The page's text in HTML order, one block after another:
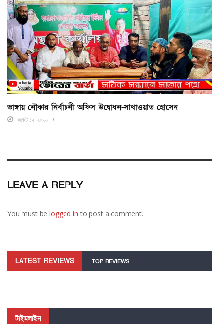
ভাঙ্গায় নৌকার নির্বাচনী অফিস উদ্বোধন-সাখাওয়াত হোসেন
আগস্ট ১২, ২০২৩
LEAVE A REPLY
You must be logged in to post a comment.
LATEST REVIEWS TOP REVIEWS
টাইমলাইন